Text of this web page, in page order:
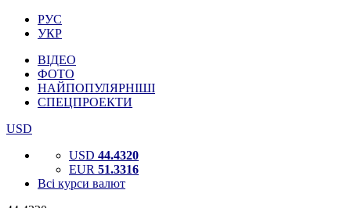
РУС
УКР
ВІДЕО
ФОТО
НАЙПОПУЛЯРНІШІ
СПЕЦПРОЕКТИ
USD
USD 44.4320
EUR 51.3316
Всі курси валют